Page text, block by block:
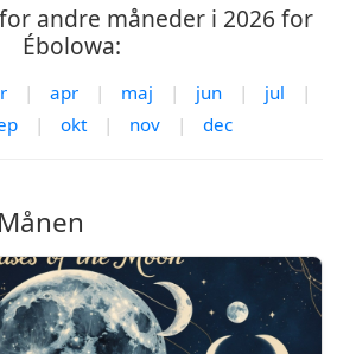
andre måneder i 2026 for
Ébolowa:
| apr | maj | jun | jul
|
| okt | nov | dec